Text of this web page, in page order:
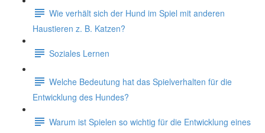
Wie verhält sich der Hund im Spiel mit anderen
Haustieren z. B. Katzen?
Soziales Lernen
Welche Bedeutung hat das Spielverhalten für die
Entwicklung des Hundes?
Warum ist Spielen so wichtig für die Entwicklung eines